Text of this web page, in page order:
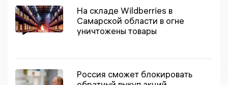
На складе Wildberries в
Самарской области в огне
уничтожены товары
Россия сможет блокировать